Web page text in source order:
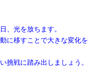
、光を放ちます。
に移すことで大きな変化を
挑戦に踏み出しましょう。